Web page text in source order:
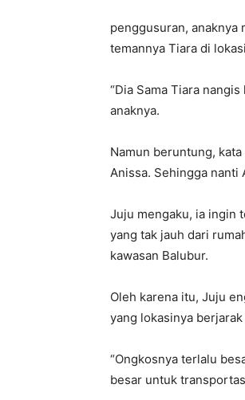
penggusuran, anaknya
temannya Tiara di
“Dia Sama Tiara
anaknya.
Namun beruntung,
Anissa. Sehingga nanti
Juju mengaku, ia ingin
yang tak jauh dari
kawasan Balubur.
Oleh karena itu, Juju
yang lokasinya
“Ongkosnya terlalu
besar untuk